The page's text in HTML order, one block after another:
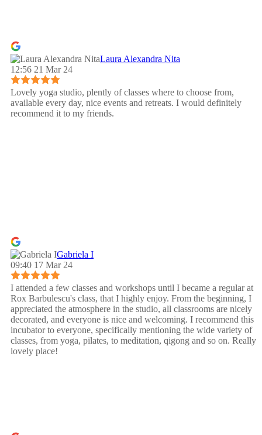
Laura Alexandra Nita
12:56 21 Mar 24
Lovely yoga studio, plently of classes where to choose from,
available every day, nice events and retreats. I would definitely
recommend it to my friends.
Gabriela I
09:40 17 Mar 24
I attended a few classes and workshops until I became a regular at
Rox Barbulescu's class, that I highly enjoy. From the beginning, I
appreciated the atmosphere in the studio, all classrooms are nicely
decorated, and everyone is nice and welcoming. I recommend this
incubator to everyone, specifically mentioning the wide variety of
classes, from yoga, pilates, to meditation, qigong and so on. Really
lovely place!